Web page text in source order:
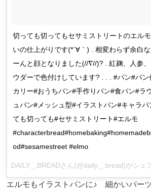
切っても切ってもセサミストリートのエル
いの仕上がりです(*´∀｀) . 相変わらず余白
ーんと顔となりました(//∇//)? . 紅麹、人参
ウダーで色付けしています? . . . #パン#パ
カリー#おうちパン#手作りパン#食パン#ラ
ュパン#メッシュ型#イラストパン#キャラ
ても切っても#セサミストリート#エルモ
od#sesamestreet #elmo
DAILY._.BREADさん(@daily._.bread)がシェ
エルモもイラストパンに♪ 細かいパー